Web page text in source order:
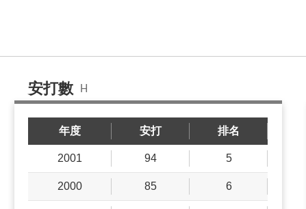
安打數 H
年度 安打 排名
2001 94 5
2000 85 6